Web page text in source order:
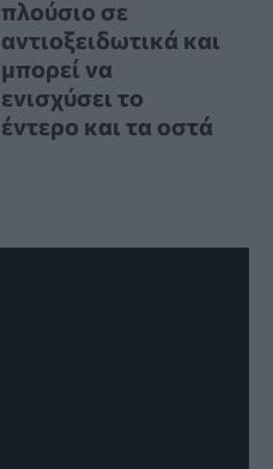
πλούσιο σε
αντιοξειδωτικά και
μπορεί να
ενισχύσει το
έντερο και τα οστά